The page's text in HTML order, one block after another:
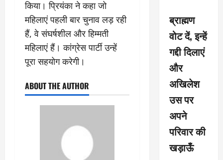
किया। प्रियंका ने कहा जो
महिलाएं पहली बार चुनाव लड़ रही
हैं, वे संघर्षशील और हिम्मती
महिलाएं हैं। कांग्रेस पार्टी उन्हें
पूरा सहयोग करेगी।
ABOUT THE AUTHOR
ब्राह्मण
वोट दें, इन्हें
गद्दी दिलाएं
और
अखिलेश
उस पर
अपने
परिवार की
खड़ाऊँ